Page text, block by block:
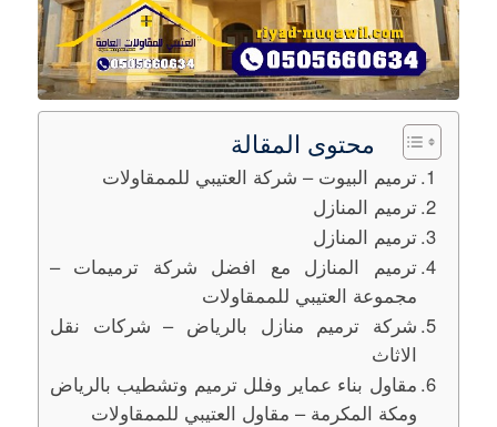
محتوى المقالة
ترميم البيوت – شركة العتيبي للممقاولات
ترميم المنازل
ترميم المنازل
ترميم المنازل مع افضل شركة ترميمات –
مجموعة العتيبي للممقاولات
شركة ترميم منازل بالرياض – شركات نقل
الاثاث
مقاول بناء عماير وفلل ترميم وتشطيب بالرياض
ومكة المكرمة – مقاول العتيبي للممقاولات